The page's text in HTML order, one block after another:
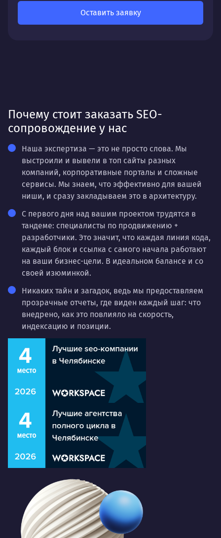
Оставить заявку
Почему стоит заказать SEO-
сопровождение у нас
Наша экспертиза — это не просто слова. Мы
выстроили и вывели в топ сайты разных
компаний, корпоративные порталы и сложные
сервисы. Мы знаем, что эффективно для вашей
ниши, и сразу закладываем это в архитектуру.
С первого дня над вашим проектом трудятся в
тандеме: специалисты по продвижению +
разработчики. Это значит, что каждая линия кода,
каждый блок и ссылка с самого начала работают
на ваши бизнес-цели. В идеальном балансе и со
своей изюминкой.
Никаких тайн и загадок, ведь мы предоставляем
прозрачные отчеты, где виден каждый шаг: что
внедрено, как это повлияло на скорость,
индексацию и позиции.